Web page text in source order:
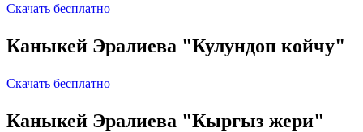
Скачать бесплатно
Каныкей Эралиева "Кулундоп койчу"
Скачать бесплатно
Каныкей Эралиева "Кыргыз жери"